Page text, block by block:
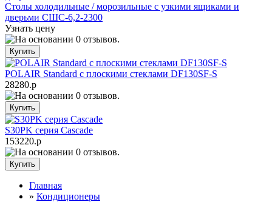
Столы холодильные / морозильные с узкими ящиками и
дверьми СШС-6,2-2300
Узнать цену
POLAIR Standard с плоскими стеклами DF130SF-S
28280.р
S30PK серия Cascade
153220.р
Главная
» Кондиционеры